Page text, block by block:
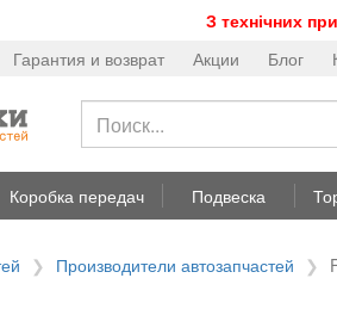
З технічних
Гарантия и возврат Акции Блог
Коробка передач Подвеска
Производители автозапчастей